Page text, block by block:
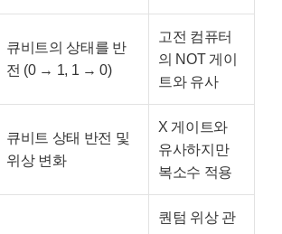
큐비트의 상태를 반
전 (0 → 1, 1 → 0)
고전 컴퓨터
의 NOT 게이
트와 유사
큐비트 상태 반전 및
위상 변화
X 게이트와
유사하지만
복소수 적용
퀀텀 위상 관